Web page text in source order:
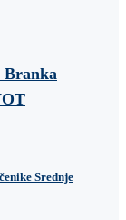
Branka
Srednje